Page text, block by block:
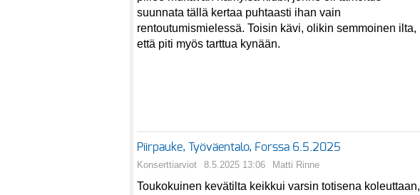
suunnata tällä kertaa puhtaasti ihan vain
rentoutumismielessä. Toisin kävi, olikin semmoinen ilta,
että piti myös tarttua kynään.
Piirpauke, Työväentalo, Forssa 6.5.2025
Konserttiarviot 8.5.2025 13:06 Matti Rinne
Toukokuinen kevätilta keikkui varsin totisena koleuttaan,